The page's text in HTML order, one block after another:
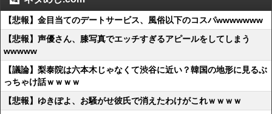
【悲報】金目当てのデートサービス、風俗以下のコスパwwwwwww
【悲報】声優さん、膝写真でエッチすぎるアピールをしてしまう
wwwww
【議論】梨泰院は六本木じゃなくて渋谷に近い？韓国の地形に見るぶ
っちゃけ話ｗｗｗｗ
【悲報】ゆきぽよ、お騒がせ彼氏で消えたわけがこれｗｗｗｗ